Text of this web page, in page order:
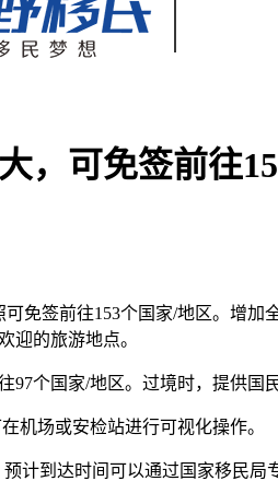
，可免签前往
免签前往153个国家/地区。增
迎的旅游地点。
97个国家/地区。过境时，提供国
机场或安检站进行可视化操作。
计到达时间可以通过国家移民局